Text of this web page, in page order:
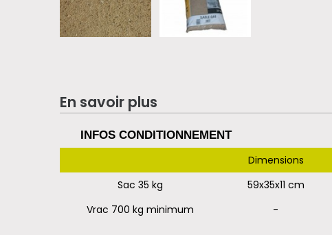
En savoir plus
INFOS CONDITIONNEMENT
Dimensions
Sac 35 kg
59x35x11 cm
Vrac 700 kg minimum
-